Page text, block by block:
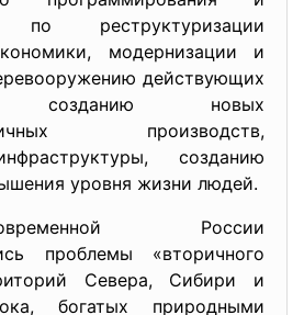
по реструктуризации
модернизации и
действующих
созданию новых
производств,
созданию
уровня жизни людей.
России
проблемы «вторичного
Севера, Сибири и
богатых природными